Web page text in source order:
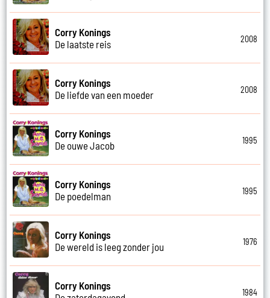
Corry Konings
De laatste reis
2008
Corry Konings
De liefde van een moeder
2008
Corry Konings
De ouwe Jacob
1995
Corry Konings
De poedelman
1995
Corry Konings
De wereld is leeg zonder jou
1976
Corry Konings
1984